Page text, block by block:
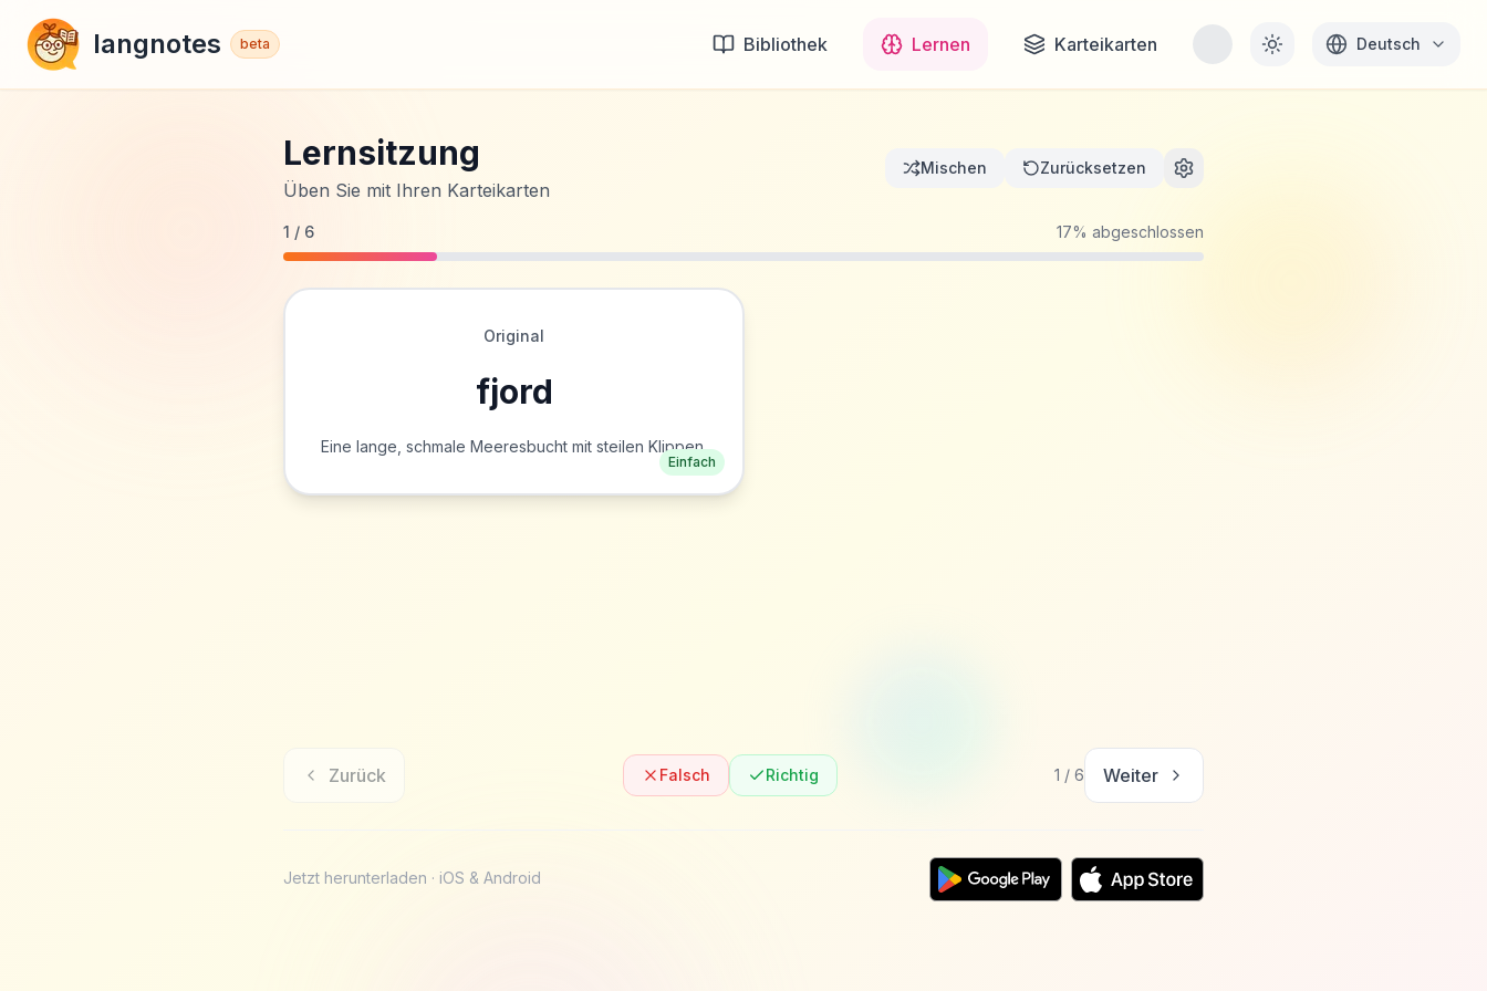
langnotes beta Bibliothek Lernen Karteikarten Deutsch
Lernsitzung
Üben Sie mit Ihren Karteikarten
Mischen Zurücksetzen
1 / 6 17% abgeschlossen
Original
fjord
Eine lange, schmale Meeresbucht mit steilen Klippen.
Einfach
Zurück Falsch Richtig 1 / 6 Weiter
Jetzt herunterladen · iOS & Android